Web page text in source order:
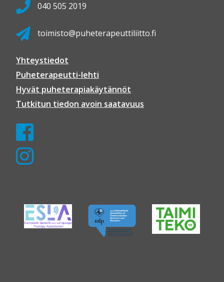
040 505 2019
toimisto@puheterapeuttiliitto.fi
Yhteystiedot
Puheterapeutti-lehti
Hyvät puheterapiakäytännöt
Tutkitun tiedon avoin saatavuus